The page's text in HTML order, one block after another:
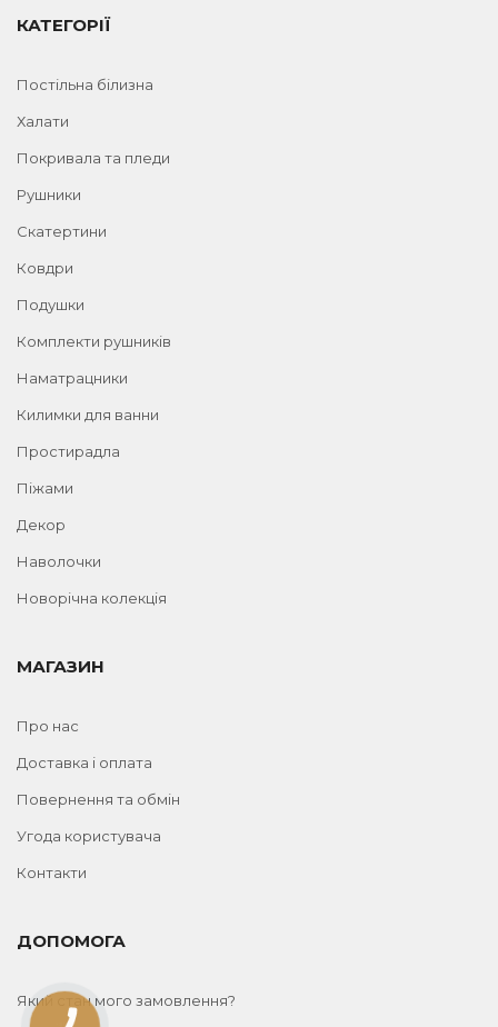
КАТЕГОРІЇ
Постільна білизна
Халати
Покривала та пледи
Рушники
Скатертини
Ковдри
Подушки
Комплекти рушників
Наматрацники
Килимки для ванни
Простирадла
Піжами
Декор
Наволочки
Новорічна колекція
МАГАЗИН
Про нас
Доставка і оплата
Повернення та обмін
Угода користувача
Контакти
ДОПОМОГА
Який стан мого замовлення?
КНОПКА